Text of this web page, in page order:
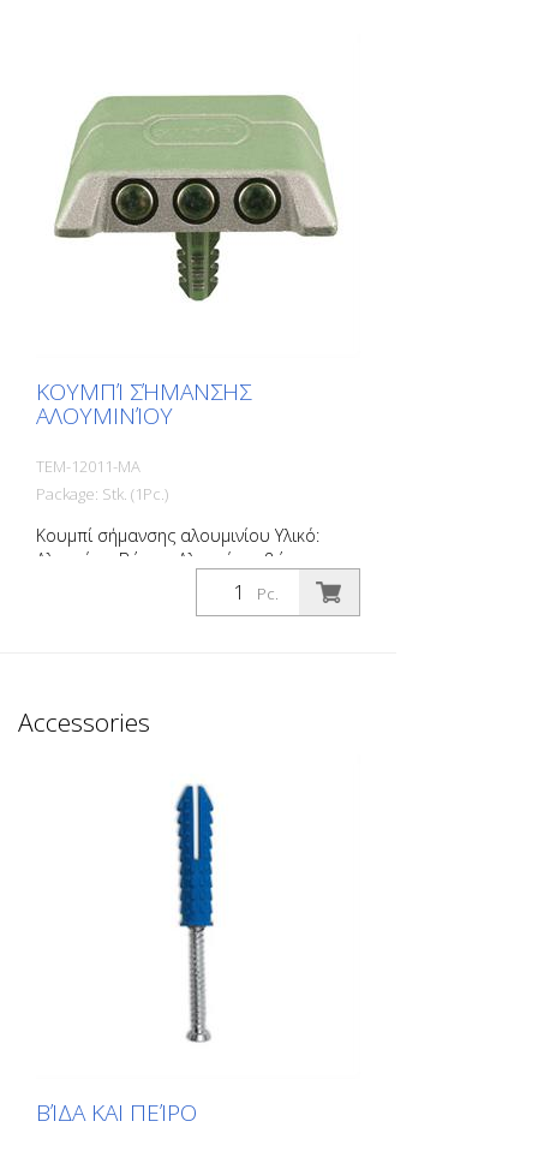
ΚΟΥΜΠΊ ΣΉΜΑΝΣΗΣ
ΑΛΟΥΜΙΝΊΟΥ
TEM-12011-MA
Package: Stk. (1Pc.)
Κουμπί σήμανσης αλουμινίου Υλικό:
Αλουμίνιο Βάρος: Αλουμίνιο: βάρος:
0,375 kg Με άξονα για εισαγωγή ø 20 mm
L 50 mm Για εύκολη οριοθέτηση χώρων
Pc.
Accessories
ΒΊΔΑ ΚΑΙ ΠΕΊΡΟ